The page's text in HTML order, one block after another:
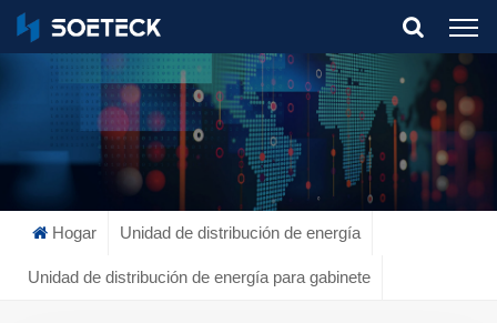
What Are You Looking For?
Hogar Unidad de distribución de energía
Unidad de distribución de energía para gabinete